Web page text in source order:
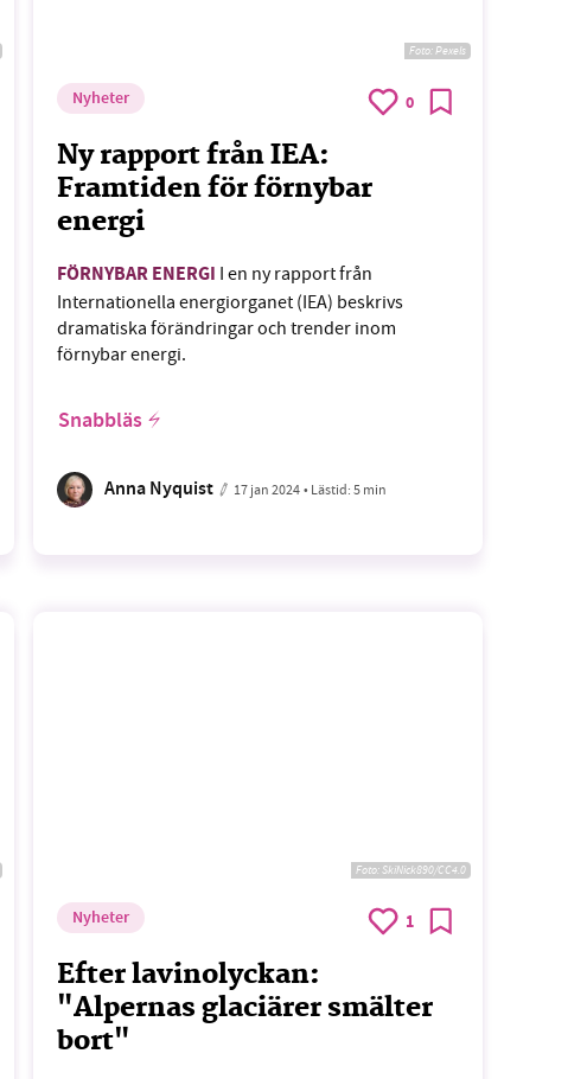
Foto:Pexels
Nyheter 0
Ny rapport från IEA:
Framtiden för förnybar
energi
FÖRNYBAR ENERGI I en ny rapport från
Internationella energiorganet (IEA) beskrivs
dramatiska förändringar och trender inom
förnybar energi.
Snabbläs
Anna Nyquist 17 jan 2024 • Lästid:5 min
Foto:SkiNick890/CC4.0
Nyheter 1
Efter lavinolyckan:
"Alpernas glaciärer smälter
bort"